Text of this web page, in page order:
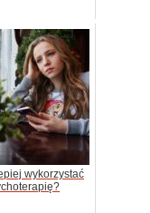
wykorzystać